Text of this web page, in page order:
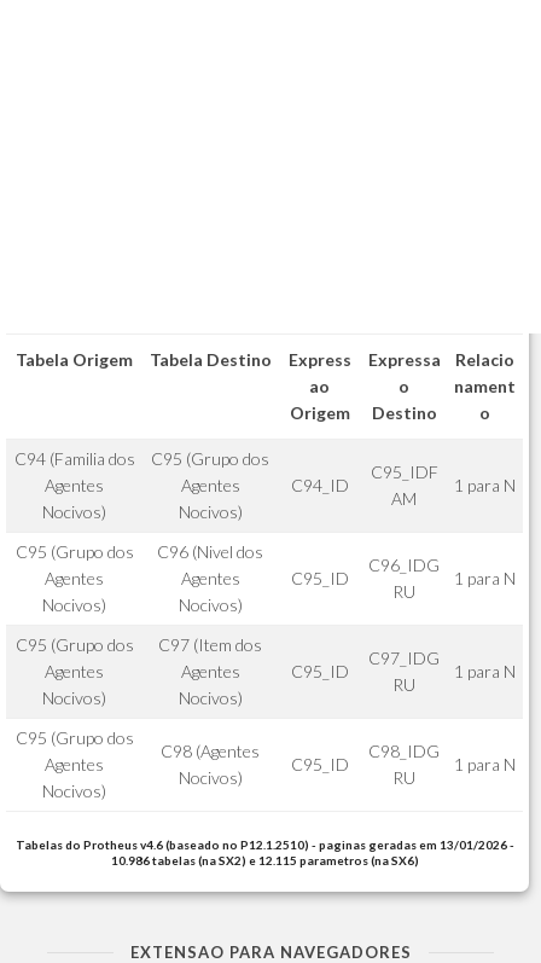
Tabela Origem Tabela Destino
Express
ao
Origem
Expressa
o
Destino
Relacio
nament
o
C94 (Familia dos
Agentes
Nocivos)
C95 (Grupo dos
Agentes
Nocivos)
C94_ID
C95_IDF
AM
1 para N
C95 (Grupo dos
Agentes
Nocivos)
C96 (Nivel dos
Agentes
Nocivos)
C95_ID
C96_IDG
RU
1 para N
C95 (Grupo dos
Agentes
Nocivos)
C97 (Item dos
Agentes
Nocivos)
C95_ID
C97_IDG
RU
1 para N
C95 (Grupo dos
Agentes
Nocivos)
C98 (Agentes
Nocivos)
C95_ID
C98_IDG
RU
1 para N
Tabelas do Protheus v4.6 (baseado no P12.1.2510) - paginas geradas em 13/01/2026 -
10.986 tabelas (na SX2) e 12.115 parametros (na SX6)
EXTENSAO PARA NAVEGADORES